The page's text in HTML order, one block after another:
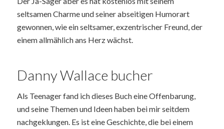
seltsamen Charme und seiner abseitigen Humorart
gewonnen, wie ein seltsamer, exzentrischer Freund, der
einem allmählich ans Herz wächst.
Danny Wallace bucher
Als Teenager fand ich dieses Buch eine Offenbarung,
und seine Themen und Ideen haben bei mir seitdem
nachgeklungen. Es ist eine Geschichte, die bei einem